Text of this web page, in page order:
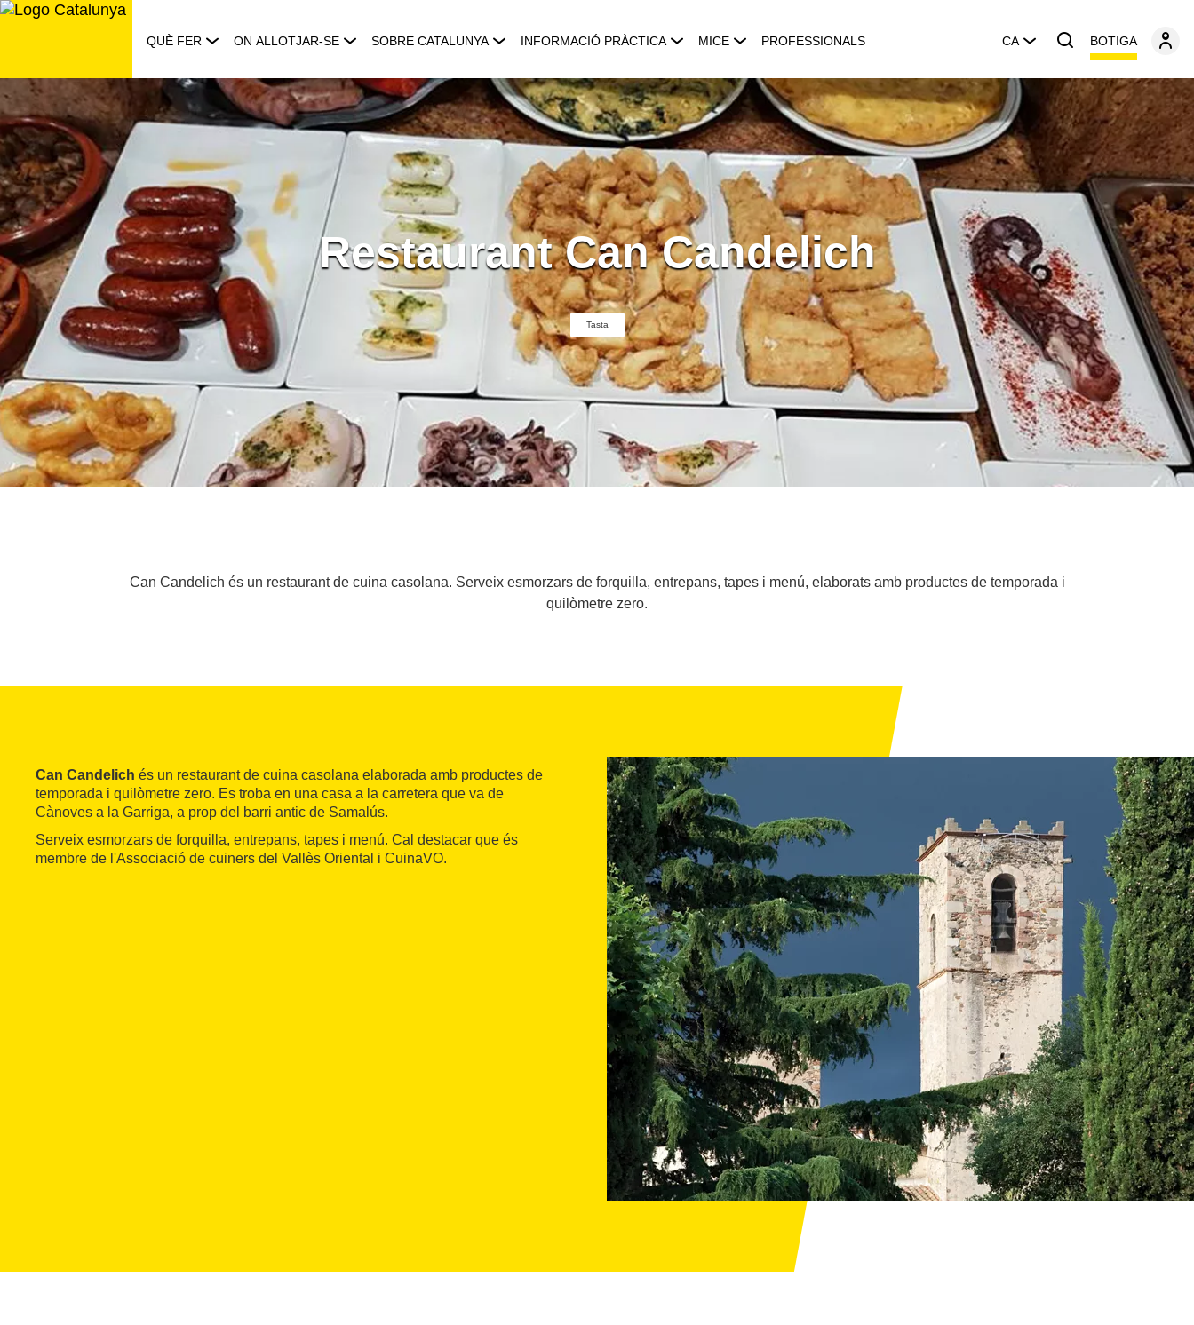
Saltar
QUÈ FER ON ALLOTJAR-SE SOBRE CATALUNYA INFORMACIÓ PRÀCTICA MICE PROFESSIONALS CA BOTIGA
Restaurant Can Candelich
Tasta
Can Candelich és un restaurant de cuina casolana. Serveix esmorzars de forquilla, entrepans, tapes i menú, elaborats amb productes de temporada i
quilòmetre zero.
Can Candelich és un restaurant de cuina casolana elaborada amb productes de
temporada i quilòmetre zero. Es troba en una casa a la carretera que va de
Cànoves a la Garriga, a prop del barri antic de Samalús.
Serveix esmorzars de forquilla, entrepans, tapes i menú. Cal destacar que és
membre de l'Associació de cuiners del Vallès Oriental i CuinaVO.